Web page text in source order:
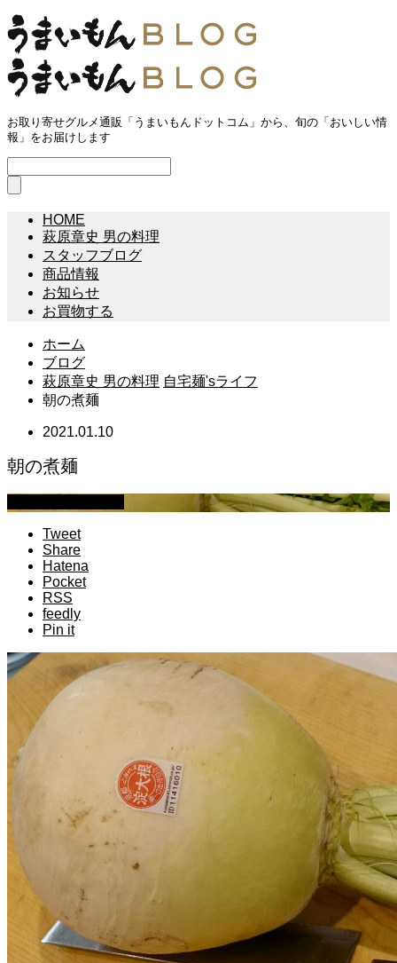
お取り寄せグルメ通販「うまいもんドットコム」から、旬の「おいしい情
報」をお届けします
HOME
萩原章史 男の料理
スタッフブログ
商品情報
お知らせ
お買物する
ホーム
ブログ
萩原章史 男の料理 自宅麺'sライフ
朝の煮麺
2021.01.10
朝の煮麺
Tweet
Share
Hatena
Pocket
RSS
feedly
Pin it